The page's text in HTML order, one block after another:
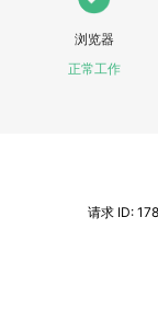
浏览器
正常工作
请求 ID: